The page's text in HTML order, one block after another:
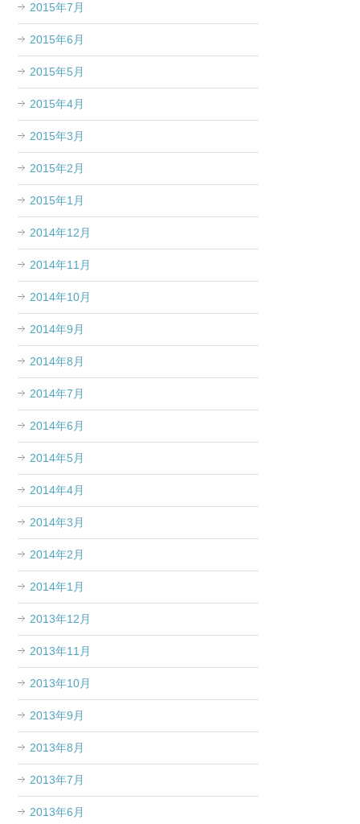
2015年7月
2015年6月
2015年5月
2015年4月
2015年3月
2015年2月
2015年1月
2014年12月
2014年11月
2014年10月
2014年9月
2014年8月
2014年7月
2014年6月
2014年5月
2014年4月
2014年3月
2014年2月
2014年1月
2013年12月
2013年11月
2013年10月
2013年9月
2013年8月
2013年7月
2013年6月